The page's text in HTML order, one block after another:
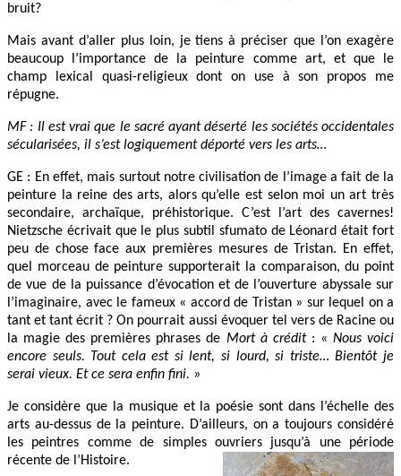
bruit?
Mais avant d’aller plus loin, je tiens à préciser que l’on exagère
beaucoup l’importance de la peinture comme art, et que le
champ lexical quasi-religieux dont on use à son propos me
répugne.
MF : Il est vrai que le sacré ayant déserté les sociétés occidentales
sécularisées, il s’est logiquement déporté vers les arts…
GE : En effet, mais surtout notre civilisation de l’image a fait de la
peinture la reine des arts, alors qu’elle est selon moi un art très
secondaire, archaïque, préhistorique. C’est l’art des cavernes!
Nietzsche écrivait que le plus subtil sfumato de Léonard était fort
peu de chose face aux premières mesures de Tristan. En effet,
quel morceau de peinture supporterait la comparaison, du point
de vue de la puissance d’évocation et de l’ouverture abyssale sur
l’imaginaire, avec le fameux « accord de Tristan » sur lequel on a
tant et tant écrit ? On pourrait aussi évoquer tel vers de Racine ou
la magie des premières phrases de Mort à crédit: « Nous voici
encore seuls. Tout cela est si lent, si lourd, si triste… Bientôt je
serai vieux. Et ce sera enfin fini. »
Je considère que la musique et la poésie sont dans l’échelle des
arts au-dessus de la peinture. D’ailleurs, on a toujours considéré
les peintres comme de simples ouvriers jusqu’à une période
récente de l’Histoire.